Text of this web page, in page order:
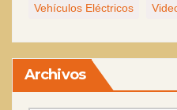
Vehículos Eléctricos
Archivos